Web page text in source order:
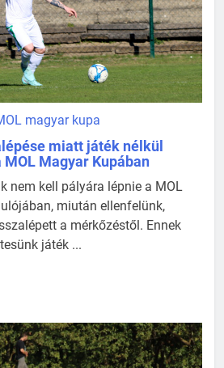
magyar kupa
miatt játék nélkül
Magyar Kupában
nem kell pályára lépnie a MOL
miután ellenfelünk,
a mérkőzéstől. Ennek
játék ...